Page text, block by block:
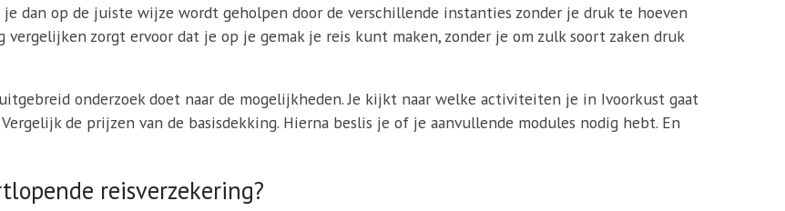
dan op de juiste wijze wordt geholpen door de verschillende instanties zonder je druk te hoeven
vergelijken zorgt ervoor dat je op je gemak je reis kunt maken, zonder je om zulk soort zaken druk
onderzoek doet naar de mogelijkheden. Je kijkt naar welke activiteiten je in Ivoorkust gaat
de prijzen van de basisdekking. Hierna beslis je of je aanvullende modules nodig hebt. En
reisverzekering?